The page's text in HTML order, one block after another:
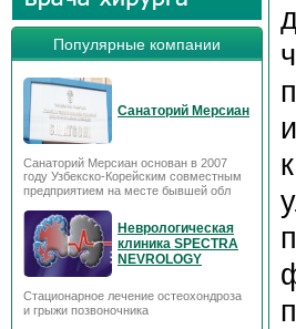
Популярные компании
Санаторий Мерсиан
Санаторий Мерсиан основан в 2007
году Узбекско-Корейским совместным
предприятием на месте бывшей обл
Неврологическая
клиника SPECTRA
NEVROLOGY
Стационарное лечение остеохондроза
и грыжи позвоночника